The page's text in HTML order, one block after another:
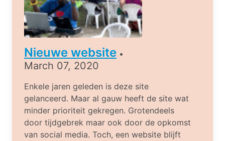
Nieuwe website •
March 07, 2020
Enkele jaren geleden is deze site
gelanceerd. Maar al gauw heeft de site wat
minder prioriteit gekregen. Grotendeels
door tijdgebrek maar ook door de opkomst
van social media. Toch, een website blijft